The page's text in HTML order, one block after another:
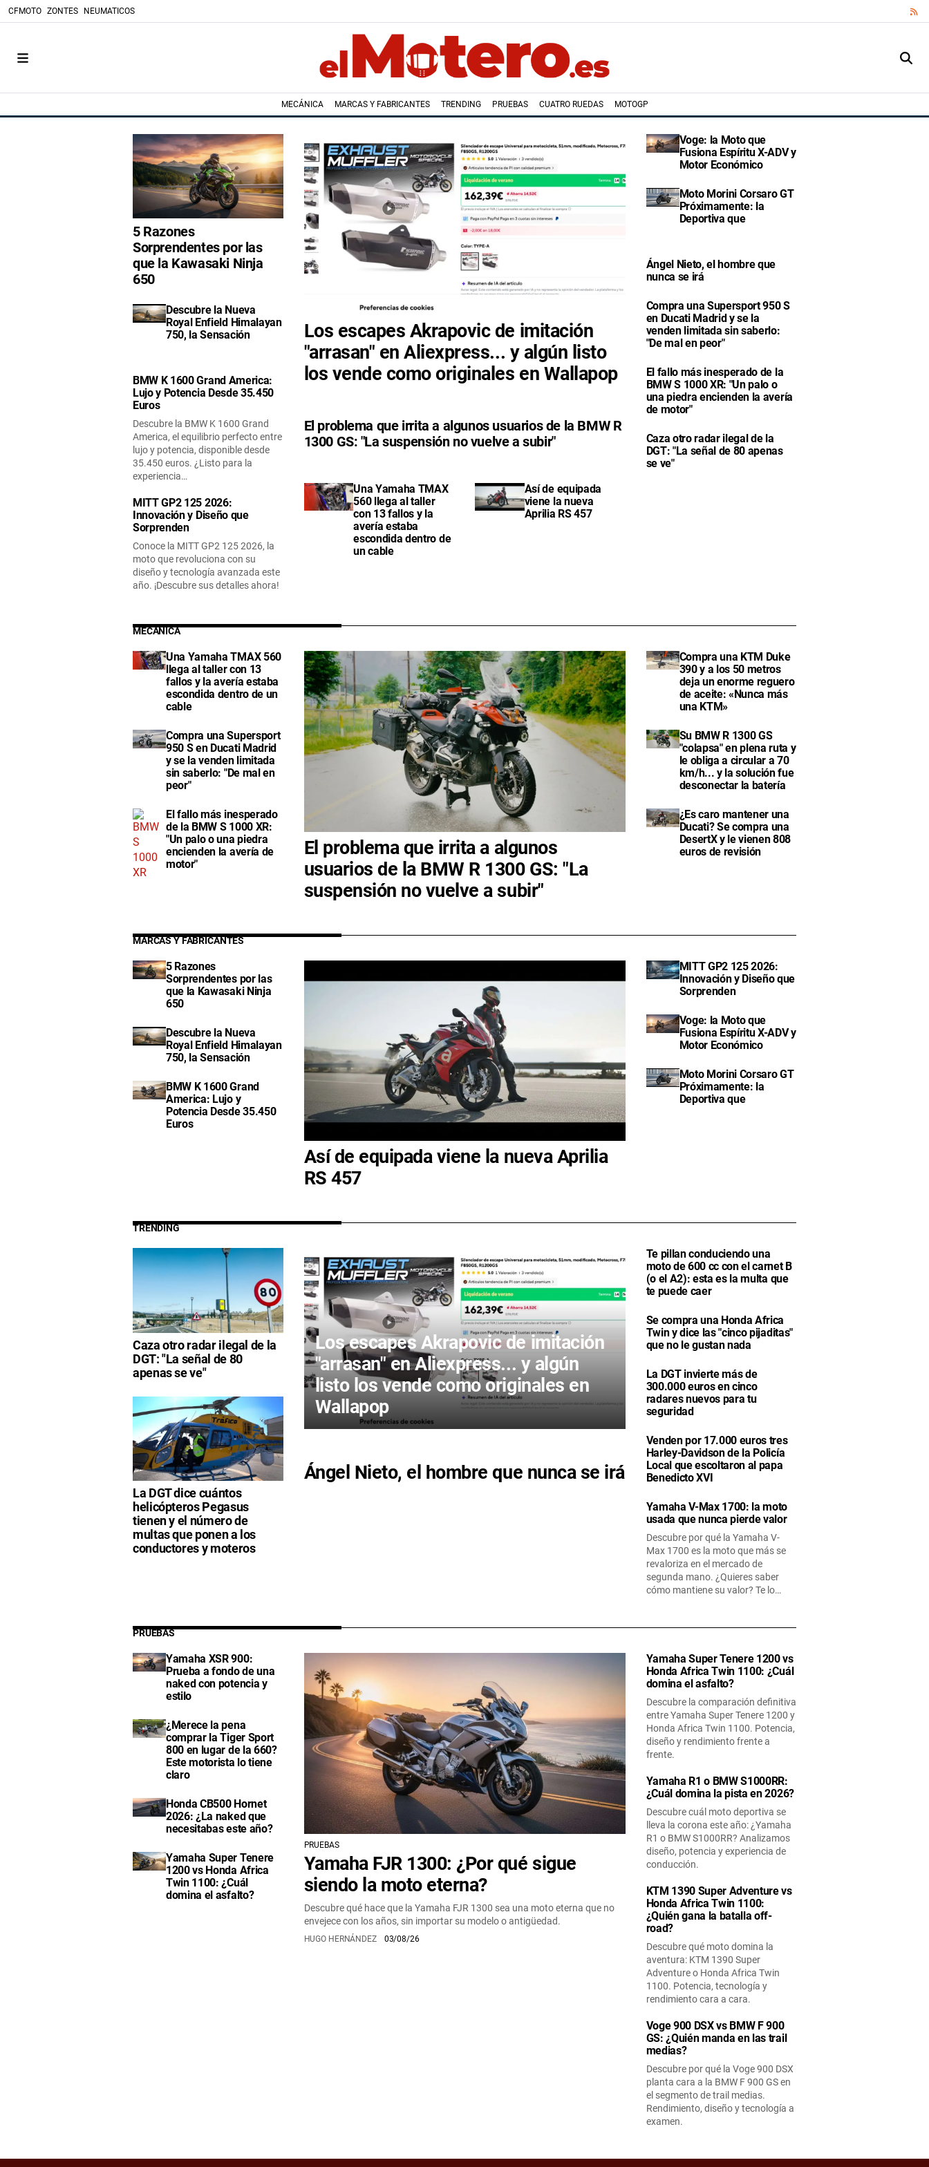
CFMOTO ZONTES NEUMATICOS
MECÁNICA MARCAS Y FABRICANTES TRENDING PRUEBAS CUATRO RUEDAS MOTOGP
5 Razones
Sorprendentes por las
que la Kawasaki Ninja
650
Descubre la Nueva
Royal Enfield Himalayan
750, la Sensación
BMW K 1600 Grand America:
Lujo y Potencia Desde 35.450
Euros
Descubre la BMW K 1600 Grand
America, el equilibrio perfecto entre
lujo y potencia, disponible desde
35.450 euros. ¿Listo para la
experiencia…
MITT GP2 125 2026:
Innovación y Diseño que
Sorprenden
Conoce la MITT GP2 125 2026, la
moto que revoluciona con su
diseño y tecnología avanzada este
año. ¡Descubre sus detalles ahora!
Los escapes Akrapovic de imitación
"arrasan" en Aliexpress... y algún listo
los vende como originales en Wallapop
El problema que irrita a algunos usuarios de la BMW R
1300 GS: "La suspensión no vuelve a subir"
Una Yamaha TMAX
560 llega al taller
con 13 fallos y la
avería estaba
escondida dentro de
un cable
Así de equipada
viene la nueva
Aprilia RS 457
Voge: la Moto que
Fusiona Espíritu X-ADV y
Motor Económico
Moto Morini Corsaro GT
Próximamente: la
Deportiva que
Ángel Nieto, el hombre que
nunca se irá
Compra una Supersport 950 S
en Ducati Madrid y se la
venden limitada sin saberlo:
"De mal en peor"
El fallo más inesperado de la
BMW S 1000 XR: "Un palo o
una piedra encienden la avería
de motor"
Caza otro radar ilegal de la
DGT: "La señal de 80 apenas
se ve"
MECÁNICA
Una Yamaha TMAX 560
llega al taller con 13
fallos y la avería estaba
escondida dentro de un
cable
Compra una Supersport
950 S en Ducati Madrid
y se la venden limitada
sin saberlo: "De mal en
peor"
El fallo más inesperado
de la BMW S 1000 XR:
"Un palo o una piedra
encienden la avería de
motor"
El problema que irrita a algunos
usuarios de la BMW R 1300 GS: "La
suspensión no vuelve a subir"
Compra una KTM Duke
390 y a los 50 metros
deja un enorme reguero
de aceite: «Nunca más
una KTM»
Su BMW R 1300 GS
"colapsa" en plena ruta y
le obliga a circular a 70
km/h... y la solución fue
desconectar la batería
¿Es caro mantener una
Ducati? Se compra una
DesertX y le vienen 808
euros de revisión
MARCAS Y FABRICANTES
5 Razones
Sorprendentes por las
que la Kawasaki Ninja
650
Descubre la Nueva
Royal Enfield Himalayan
750, la Sensación
BMW K 1600 Grand
America: Lujo y
Potencia Desde 35.450
Euros
Así de equipada viene la nueva Aprilia
RS 457
MITT GP2 125 2026:
Innovación y Diseño que
Sorprenden
Voge: la Moto que
Fusiona Espíritu X-ADV y
Motor Económico
Moto Morini Corsaro GT
Próximamente: la
Deportiva que
TRENDING
Caza otro radar ilegal de la
DGT: "La señal de 80
apenas se ve"
La DGT dice cuántos
helicópteros Pegasus
tienen y el número de
multas que ponen a los
conductores y moteros
Los escapes Akrapovic de imitación
"arrasan" en Aliexpress... y algún
listo los vende como originales en
Wallapop
Ángel Nieto, el hombre que nunca se irá
Te pillan conduciendo una
moto de 600 cc con el carnet B
(o el A2): esta es la multa que
te puede caer
Se compra una Honda Africa
Twin y dice las "cinco pijaditas"
que no le gustan nada
La DGT invierte más de
300.000 euros en cinco
radares nuevos para tu
seguridad
Venden por 17.000 euros tres
Harley-Davidson de la Policía
Local que escoltaron al papa
Benedicto XVI
Yamaha V-Max 1700: la moto
usada que nunca pierde valor
Descubre por qué la Yamaha V-
Max 1700 es la moto que más se
revaloriza en el mercado de
segunda mano. ¿Quieres saber
cómo mantiene su valor? Te lo…
PRUEBAS
Yamaha XSR 900:
Prueba a fondo de una
naked con potencia y
estilo
¿Merece la pena
comprar la Tiger Sport
800 en lugar de la 660?
Este motorista lo tiene
claro
Honda CB500 Hornet
2026: ¿La naked que
necesitabas este año?
Yamaha Super Tenere
1200 vs Honda Africa
Twin 1100: ¿Cuál
domina el asfalto?
PRUEBAS
Yamaha FJR 1300: ¿Por qué sigue
siendo la moto eterna?
Descubre qué hace que la Yamaha FJR 1300 sea una moto eterna que no
envejece con los años, sin importar su modelo o antigüedad.
HUGO HERNÁNDEZ 03/08/26
Yamaha Super Tenere 1200 vs
Honda Africa Twin 1100: ¿Cuál
domina el asfalto?
Descubre la comparación definitiva
entre Yamaha Super Tenere 1200 y
Honda Africa Twin 1100. Potencia,
diseño y rendimiento frente a
frente.
Yamaha R1 o BMW S1000RR:
¿Cuál domina la pista en 2026?
Descubre cuál moto deportiva se
lleva la corona este año: ¿Yamaha
R1 o BMW S1000RR? Analizamos
diseño, potencia y experiencia de
conducción.
KTM 1390 Super Adventure vs
Honda Africa Twin 1100:
¿Quién gana la batalla off-
road?
Descubre qué moto domina la
aventura: KTM 1390 Super
Adventure o Honda Africa Twin
1100. Potencia, tecnología y
rendimiento cara a cara.
Voge 900 DSX vs BMW F 900
GS: ¿Quién manda en las trail
medias?
Descubre por qué la Voge 900 DSX
planta cara a la BMW F 900 GS en
el segmento de trail medias.
Rendimiento, diseño y tecnología a
examen.